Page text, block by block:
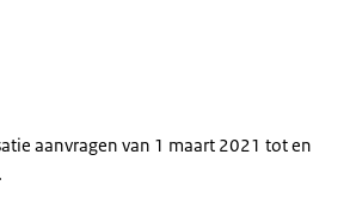
aanvragen van 1 maart 2021 tot en